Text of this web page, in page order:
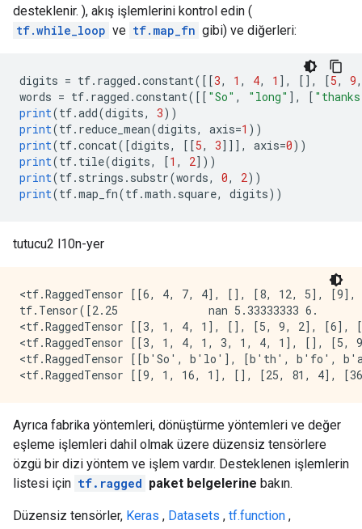
desteklenir. ), akış işlemlerini kontrol edin (
tf.while_loop ve tf.map_fn gibi) ve diğerleri:
digits = tf. ragged .constant([[3, 1 , 4, 1 ], [], [5, 9,
words = tf. ragged .constant([[ "So" , "long" ], [
print(tf.add(digits, 3))
print(tf. reduce_mean(digits, axis=1 ))
print(tf.concat([digits, [[5, 3]]], axis=0))
print(tf. tile(digits, [1 , 2]))
print(tf. strings . substr(words, 0, 2))
print(tf.map_fn(tf.math . square, digits))
tutucu2 l10n-yer
<tf.RaggedTensor [[6, 4, 7, 4], [], [8, 12, 5],
tf.Tensor([2.25              nan 5.33333333 6.
<tf.RaggedTensor [[3, 1, 4, 1], [], [5, 9, 2],
<tf.RaggedTensor [[3, 1, 4, 1, 3, 1, 4, 1], [],
<tf.RaggedTensor [[b'So', b'lo'], [b'th',
Ayrıca fabrika yöntemleri, dönüştürme yöntemleri ve değer
eşleme işlemleri dahil olmak üzere düzensiz tensörlere
özgü bir dizi yöntem ve işlem vardır. Desteklenen işlemlerin
listesi için tf.ragged paket belgelerine bakın.
Düzensiz tensörler, Keras , Datasets , tf.function ,